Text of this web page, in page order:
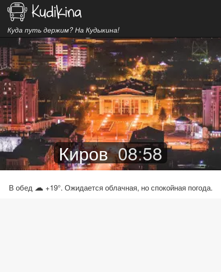
Куда путь держим? На Кудыкина!
Киров 08:58
В обед ☁ +19°. Ожидается облачная, но спокойная погода.